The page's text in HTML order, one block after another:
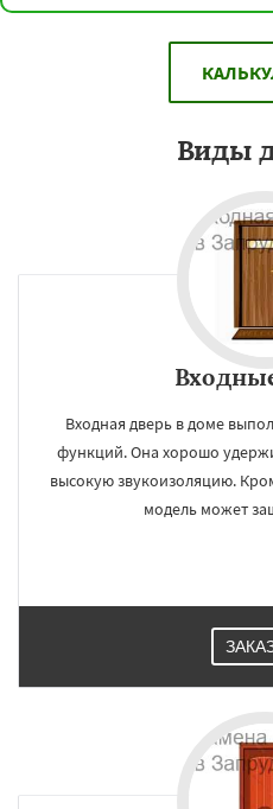
Виды
Входная дверь в доме
функций. Она хорошо
высокую звукоизоляцию.
модель может